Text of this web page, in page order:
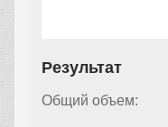
Результат
Общий объем: